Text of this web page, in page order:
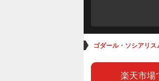
ゴダール・ソシアリス
楽天市場